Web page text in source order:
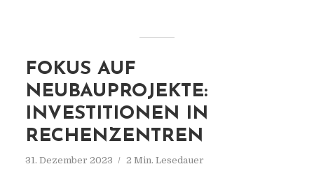
FOKUS AUF
NEUBAUPROJEKTE:
INVESTITIONEN IN
RECHENZENTREN
31. Dezember 2023 2 Min. Lesedauer